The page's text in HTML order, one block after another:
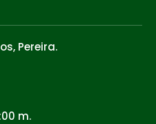
Pereira.
m.